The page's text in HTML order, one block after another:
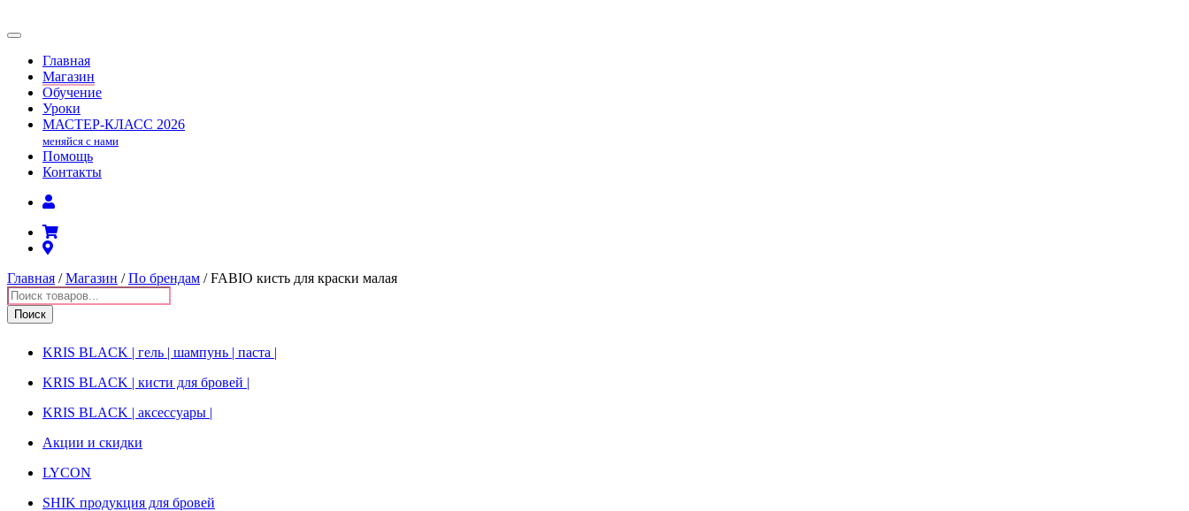
Главная
Магазин
Обучение
Уроки
МАСТЕР-КЛАСС 2026
меняйся с нами
Помощь
Контакты
Главная /Магазин /По брендам / FABIO кисть для краски малая
Поиск
товаров
Поиск
KRIS BLACK | гель | шампунь | паста |
KRIS BLACK | кисти для бровей |
KRIS BLACK | аксессуары |
Акции и скидки
LYCON
SHIK продукция для бровей